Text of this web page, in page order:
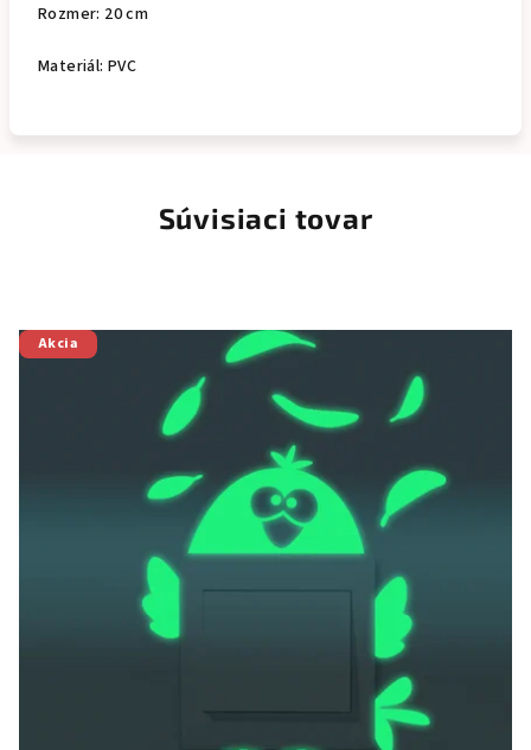
Rozmer: 20 cm
Materiál: PVC
Súvisiaci tovar
Akcia